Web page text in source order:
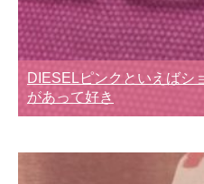
DIESELピンクといえばシ
があって好き